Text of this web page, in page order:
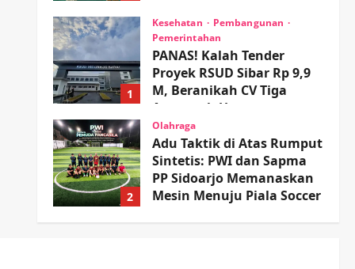
1
Kesehatan
Pembangunan
Pemerintahan
PANAS! Kalah Tender
Proyek RSUD Sibar Rp 9,9
M, Beranikah CV Tiga
Anugerah Utama
Pertaruhkan Jaminan Rp
100 Juta?
wartanusa 5 Agustus 2026
2
Olahraga
Adu Taktik di Atas Rumput
Sintetis: PWI dan Sapma
PP Sidoarjo Memanaskan
Mesin Menuju Piala Soccer